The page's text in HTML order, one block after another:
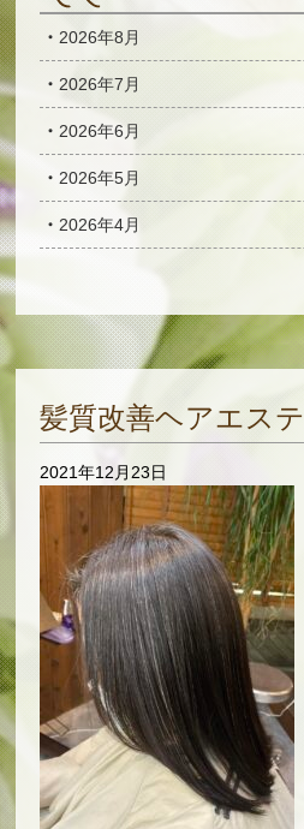
2026年8月
2026年7月
2026年6月
2026年5月
2026年4月
髪質改善ヘアエステ
2021年12月23日